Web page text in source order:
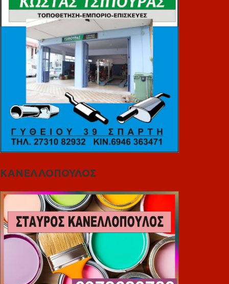
ΚΑΝΕΛΛΟΠΟΥΛΟΣ